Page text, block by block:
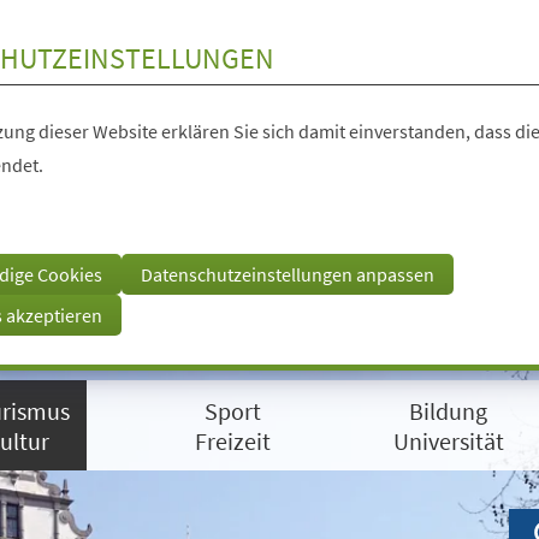
dieser Website erklären Sie sich damit einverstanden, dass
Cookies
Datenschutzeinstellungen anpassen
akzeptieren
Sport
Freizeit
Bildung
Universität